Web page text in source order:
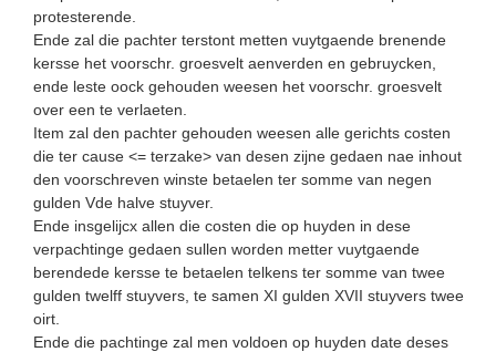
protesterende.
Ende zal die pachter terstont metten vuytgaende brenende
kersse het voorschr. groesvelt aenverden en gebruycken,
ende leste oock gehouden weesen het voorschr. groesvelt
over een te verlaeten.
Item zal den pachter gehouden weesen alle gerichts costen
die ter cause <= terzake> van desen zijne gedaen nae inhout
den voorschreven winste betaelen ter somme van negen
gulden Vde halve stuyver.
Ende insgelijcx allen die costen die op huyden in dese
verpachtinge gedaen sullen worden metter vuytgaende
berendede kersse te betaelen telkens ter somme van twee
gulden twelff stuyvers, te samen XI gulden XVII stuyvers twee
oirt.
Ende die pachtinge zal men voldoen op huyden date deses